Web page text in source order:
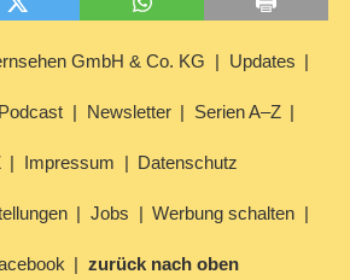
GmbH & Co. KG Updates
Newsletter Serien A–Z
Impressum Datenschutz
Jobs Werbung schalten
zurück nach oben